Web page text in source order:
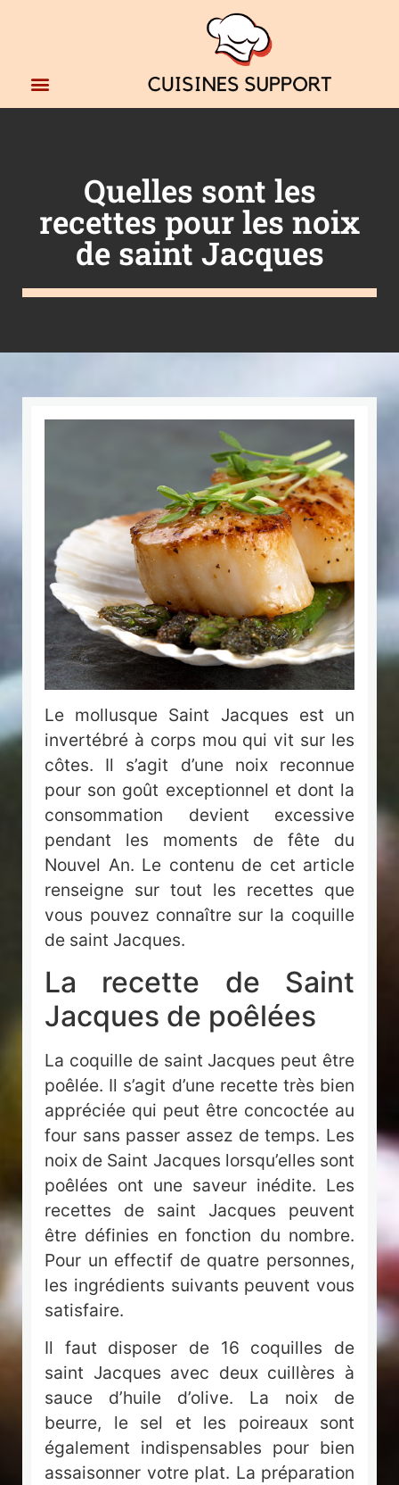
Quelles sont les
recettes pour les noix
de saint Jacques
Le mollusque Saint Jacques est un
invertébré à corps mou qui vit sur les
côtes. Il s’agit d’une noix reconnue
pour son goût exceptionnel et dont la
consommation devient excessive
pendant les moments de fête du
Nouvel An. Le contenu de cet article
renseigne sur tout les recettes que
vous pouvez connaître sur la coquille
de saint Jacques.
La recette de Saint
Jacques de poêlées
La coquille de saint Jacques peut être
poêlée. Il s’agit d’une recette très bien
appréciée qui peut être concoctée au
four sans passer assez de temps. Les
noix de Saint Jacques lorsqu’elles sont
poêlées ont une saveur inédite. Les
recettes de saint Jacques peuvent
être définies en fonction du nombre.
Pour un effectif de quatre personnes,
les ingrédients suivants peuvent vous
satisfaire.
Il faut disposer de 16 coquilles de
saint Jacques avec deux cuillères à
sauce d’huile d’olive. La noix de
beurre, le sel et les poireaux sont
également indispensables pour bien
assaisonner votre plat. La préparation